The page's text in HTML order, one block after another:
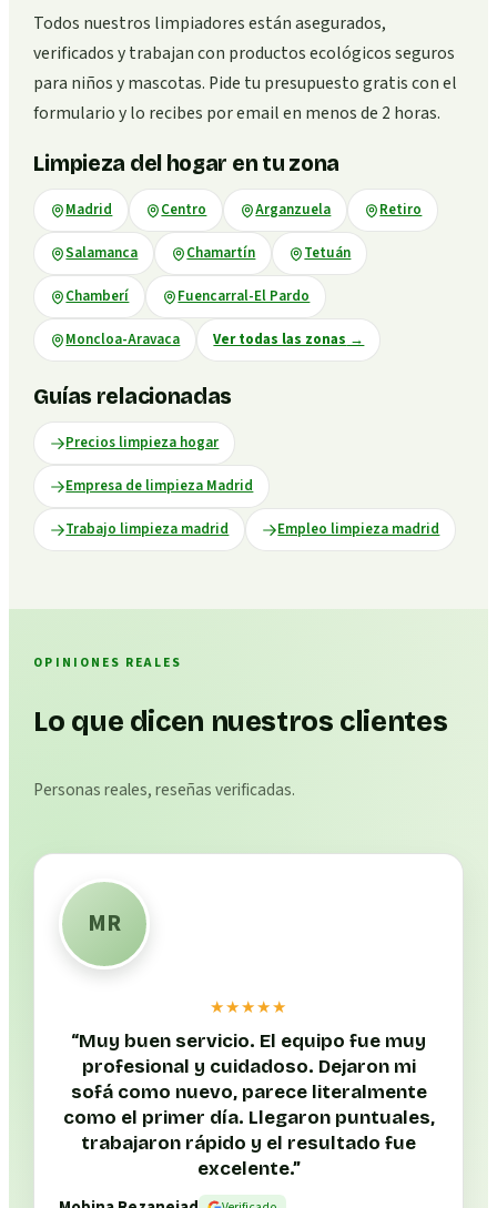
Todos nuestros limpiadores están asegurados,
verificados y trabajan con productos ecológicos seguros
para niños y mascotas. Pide tu presupuesto gratis con el
formulario y lo recibes por email en menos de 2 horas.
Limpieza del hogar en tu zona
Madrid Centro Arganzuela Retiro
Salamanca Chamartín Tetuán
Chamberí Fuencarral-El Pardo
Moncloa-Aravaca Ver todas las zonas →
Guías relacionadas
Precios limpieza hogar
Empresa de limpieza Madrid
Trabajo limpieza madrid Empleo limpieza madrid
OPINIONES REALES
Lo que dicen nuestros clientes
Personas reales, reseñas verificadas.
MR
★★★★★
“Muy buen servicio. El equipo fue muy
profesional y cuidadoso. Dejaron mi
sofá como nuevo, parece literalmente
como el primer día. Llegaron puntuales,
trabajaron rápido y el resultado fue
excelente.”